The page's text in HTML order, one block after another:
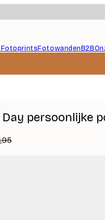
FotoprintsFotowandenB2B
Day persoonlijke